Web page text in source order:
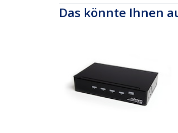
Das könnte Ihnen